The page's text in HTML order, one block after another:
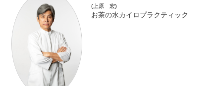
(上原 宏)
お茶の水カイロプラクティック